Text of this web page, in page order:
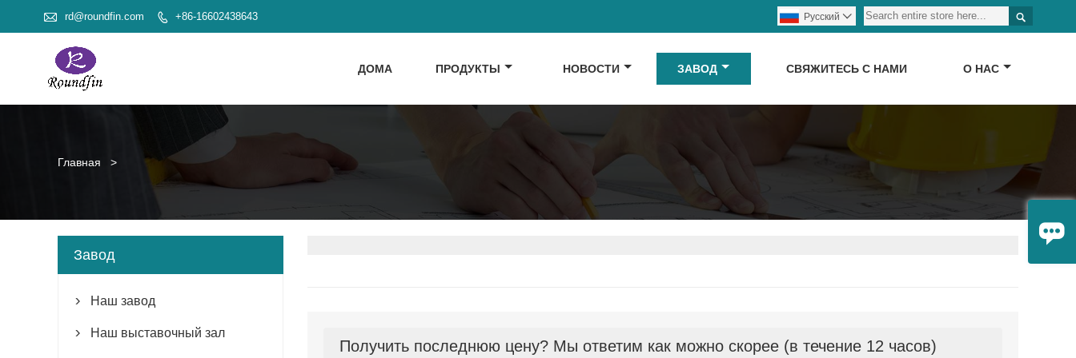

 rd@roundfin.com  +86-16602438643 
Pусский 
ДОМА ПРОДУКТЫ НОВОСТИ ЗАВОД СВЯЖИТЕСЬ С НАМИ О НАС
Главная >
Получить последнюю цену? Мы ответим как можно скорее (в течение 12 часов)
Завод
 Наш завод
 Наш выставочный зал